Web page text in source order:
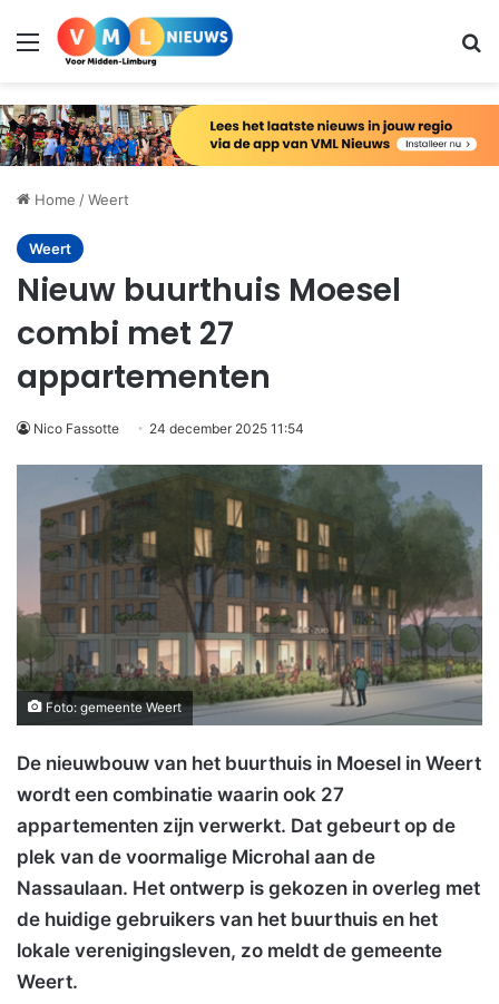
Menu
Home /Weert
Weert
Nieuw buurthuis Moesel
combi met 27
appartementen
Nico Fassotte 24 december 2025 11:54
Foto: gemeente Weert
De nieuwbouw van het buurthuis in Moesel in Weert
wordt een combinatie waarin ook 27
appartementen zijn verwerkt. Dat gebeurt op de
plek van de voormalige Microhal aan de
Nassaulaan. Het ontwerp is gekozen in overleg met
de huidige gebruikers van het buurthuis en het
lokale verenigingsleven, zo meldt de gemeente
Weert.